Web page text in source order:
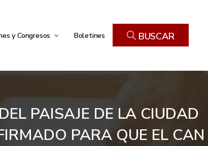
y Congresos Boletines BUSCAR
PAISAJE DE LA CIUDAD
PARA QUE EL CAN